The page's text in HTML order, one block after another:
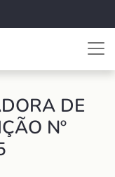
DE
Nº